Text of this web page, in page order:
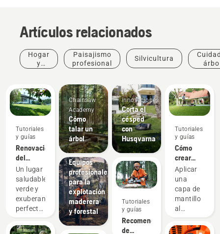
Artículos relacionados
Hogar
y
Paisajismo
profesional
Silvicultura
Tutoriales
y guías
Renovación
del
césped y
corrección
de
irregularidades
en la
Un lugar
saludable,
verde y
exuberante,
perfecto
relajarse
Chainsaw
Academy
Cómo
talar un
árbol
Soluciones
Equipos
profesionales
para la
explotación
maderera
y forestal
e
innovaciones
Corta el
césped
con
Husqvarna
Tutoriales
y guías
Recomendaciones
de
Tutoriales
y guías
Cómo
crear
mantillo
con la
hierba y
las hojas
Aplicar
una
capa de
mantillo
al
base de